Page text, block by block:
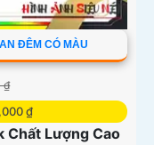
ĐÊM CÓ MÀU
₫
₫
Chất Lượng Cao